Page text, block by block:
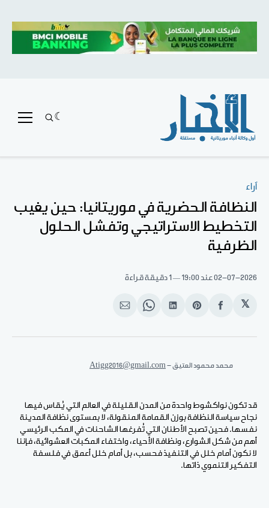
آراء
النظافة الحضرية في موريتانيا: حين يغيب
التخطيط الاستراتيجي وتفشل الحلول
الظرفية
02-07-2026عند 19:00 1 دقيقة قراءة
𝕏
انشر
الفيسبوك
Share
Pinterest
انشر
لينكد
Share
WhatsApp
انشر
الإيميل
محمد محمود العتيق - Atigg2016@gmail.com
قد تكون نواكشوط واحدة من المدن القليلة في العالم التي يُقاس فيها
نجاح سياسة النظافة بوزن القمامة المنقولة، لا بمستوى نظافة المدينة
نفسها. فحين تصبح الأطنان التي تُفرغها الشاحنات في المكب الرئيسي
أهم من شكل الشوارع، ونظافة الأحياء، واختفاء المكبات العشوائية، فإننا
لا نكون أمام خلل في التنفيذ فحسب، بل أمام خلل أعمق في فلسفة
التفكير التنموي ذاتها.